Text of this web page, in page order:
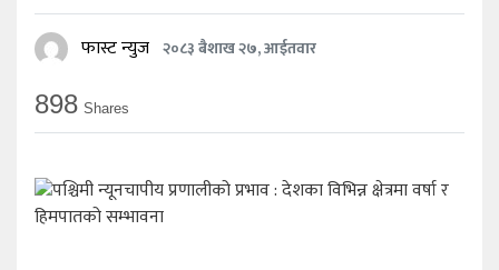
फास्ट न्युज २०८३ बैशाख २७, आईतवार
898 Shares